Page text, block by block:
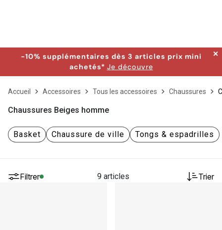
-10% supplémentaires dès 3 articles prix mini
achetés* Je découvre
✕
Accueil Accessoires Tous les accessoires Chaussures
Chaussures Beiges homme
Basket Chaussure de ville Tongs & espadrilles
Filtrer 9 articles Trier